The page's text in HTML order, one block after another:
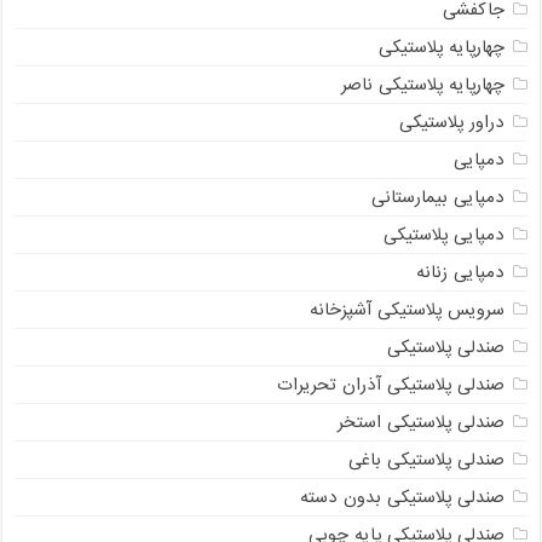
جاکفشی
چهارپایه پلاستیکی
چهارپایه پلاستیکی ناصر
دراور پلاستیکی
دمپایی
دمپایی بیمارستانی
دمپایی پلاستیکی
دمپایی زنانه
سرویس پلاستیکی آشپزخانه
صندلی پلاستیکی
صندلی پلاستیکی آذران تحریرات
صندلی پلاستیکی استخر
صندلی پلاستیکی باغی
صندلی پلاستیکی بدون دسته
صندلی پلاستیکی پایه چوبی